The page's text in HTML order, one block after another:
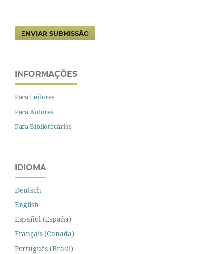
ENVIAR SUBMISSÃO
INFORMAÇÕES
Para Leitores
Para Autores
Para Bibliotecários
IDIOMA
Deutsch
English
Español (España)
Français (Canada)
Português (Brasil)